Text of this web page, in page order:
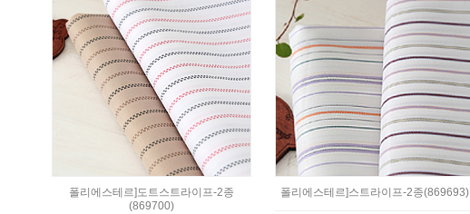
폴리에스테르]도트스트라이프-2종
(869700)
폴리에스테르]스트라이프-2종(869693)